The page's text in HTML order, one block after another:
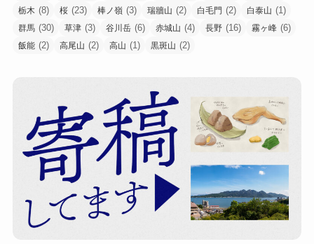
栃木 (8) 桜 (23) 棒ノ嶺 (3) 瑞牆山 (2) 白毛門 (2) 白泰山 (1)
群馬 (30) 草津 (3) 谷川岳 (6) 赤城山 (4) 長野 (16) 霧ヶ峰 (6)
飯能 (2) 高尾山 (2) 高山 (1) 黒斑山 (2)